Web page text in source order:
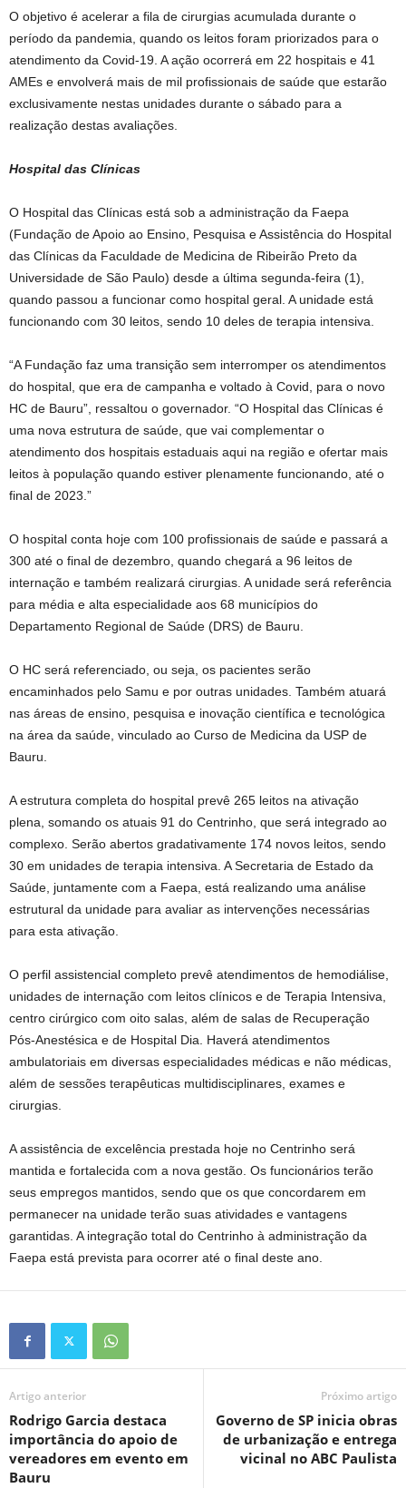
O objetivo é acelerar a fila de cirurgias acumulada durante o
período da pandemia, quando os leitos foram priorizados para o
atendimento da Covid-19. A ação ocorrerá em 22 hospitais e 41
AMEs e envolverá mais de mil profissionais de saúde que estarão
exclusivamente nestas unidades durante o sábado para a
realização destas avaliações.
Hospital das Clínicas
O Hospital das Clínicas está sob a administração da Faepa
(Fundação de Apoio ao Ensino, Pesquisa e Assistência do Hospital
das Clínicas da Faculdade de Medicina de Ribeirão Preto da
Universidade de São Paulo) desde a última segunda-feira (1),
quando passou a funcionar como hospital geral. A unidade está
funcionando com 30 leitos, sendo 10 deles de terapia intensiva.
“A Fundação faz uma transição sem interromper os atendimentos
do hospital, que era de campanha e voltado à Covid, para o novo
HC de Bauru”, ressaltou o governador. “O Hospital das Clínicas é
uma nova estrutura de saúde, que vai complementar o
atendimento dos hospitais estaduais aqui na região e ofertar mais
leitos à população quando estiver plenamente funcionando, até o
final de 2023.”
O hospital conta hoje com 100 profissionais de saúde e passará a
300 até o final de dezembro, quando chegará a 96 leitos de
internação e também realizará cirurgias. A unidade será referência
para média e alta especialidade aos 68 municípios do
Departamento Regional de Saúde (DRS) de Bauru.
O HC será referenciado, ou seja, os pacientes serão
encaminhados pelo Samu e por outras unidades. Também atuará
nas áreas de ensino, pesquisa e inovação científica e tecnológica
na área da saúde, vinculado ao Curso de Medicina da USP de
Bauru.
A estrutura completa do hospital prevê 265 leitos na ativação
plena, somando os atuais 91 do Centrinho, que será integrado ao
complexo. Serão abertos gradativamente 174 novos leitos, sendo
30 em unidades de terapia intensiva. A Secretaria de Estado da
Saúde, juntamente com a Faepa, está realizando uma análise
estrutural da unidade para avaliar as intervenções necessárias
para esta ativação.
O perfil assistencial completo prevê atendimentos de hemodiálise,
unidades de internação com leitos clínicos e de Terapia Intensiva,
centro cirúrgico com oito salas, além de salas de Recuperação
Pós-Anestésica e de Hospital Dia. Haverá atendimentos
ambulatoriais em diversas especialidades médicas e não médicas,
além de sessões terapêuticas multidisciplinares, exames e
cirurgias.
A assistência de excelência prestada hoje no Centrinho será
mantida e fortalecida com a nova gestão. Os funcionários terão
seus empregos mantidos, sendo que os que concordarem em
permanecer na unidade terão suas atividades e vantagens
garantidas. A integração total do Centrinho à administração da
Faepa está prevista para ocorrer até o final deste ano.
Artigo anterior
Rodrigo Garcia destaca
importância do apoio de
vereadores em evento em
Bauru
Próximo artigo
Governo de SP inicia obras
de urbanização e entrega
vicinal no ABC Paulista